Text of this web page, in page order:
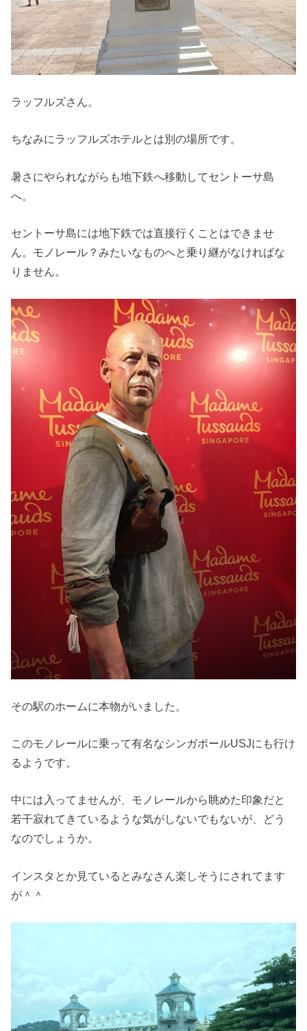
ラッフルズさん。
ちなみにラッフルズホテルとは別の場所です。
暑さにやられながらも地下鉄へ移動してセントーサ島
へ。
セントーサ島には地下鉄では直接行くことはできませ
ん。モノレール？みたいなものへと乗り継がなければな
りません。
その駅のホームに本物がいました。
このモノレールに乗って有名なシンガポールUSJにも行け
るようです。
中には入ってませんが、モノレールから眺めた印象だと
若干寂れてきているような気がしないでもないが、どう
なのでしょうか。
インスタとか見ているとみなさん楽しそうにされてます
が＾＾